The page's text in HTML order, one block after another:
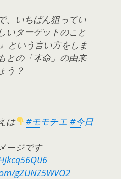
、いちばん狙ってい
いターゲットのこと
』という言い方をしま
との「本命」の由来
う？
は
#モモチエ #今日
ージです
gZUNZ5WVO2